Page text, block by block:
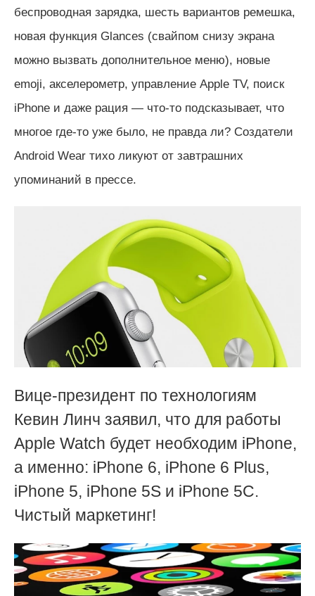
беспроводная зарядка, шесть вариантов ремешка,
новая функция Glances (свайпом снизу экрана
можно вызвать дополнительное меню), новые
emoji, акселерометр, управление Apple TV, поиск
iPhone и даже рация — что-то подсказывает, что
многое где-то уже было, не правда ли? Создатели
Android Wear тихо ликуют от завтрашних
упоминаний в прессе.
Вице-президент по технологиям
Кевин Линч заявил, что для работы
Apple Watch будет необходим iPhone,
а именно: iPhone 6, iPhone 6 Plus,
iPhone 5, iPhone 5S и iPhone 5C.
Чистый маркетинг!